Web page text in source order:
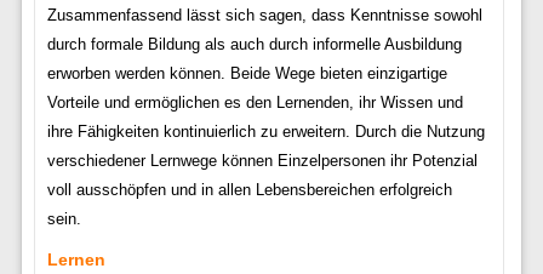
Zusammenfassend lässt sich sagen, dass Kenntnisse sowohl
durch formale Bildung als auch durch informelle Ausbildung
erworben werden können. Beide Wege bieten einzigartige
Vorteile und ermöglichen es den Lernenden, ihr Wissen und
ihre Fähigkeiten kontinuierlich zu erweitern. Durch die Nutzung
verschiedener Lernwege können Einzelpersonen ihr Potenzial
voll ausschöpfen und in allen Lebensbereichen erfolgreich
sein.
Lernen